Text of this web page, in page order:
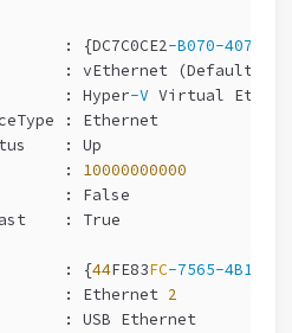
: {DC7C0CE2-B070-4070-
: vEthernet (Default
: Hyper-V Virtual
: Ethernet
: Up
: 10000000000
: False
: True
: {44FE83FC-7565-4B18-
: Ethernet 2
: USB Ethernet